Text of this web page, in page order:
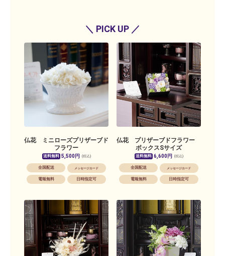
＼ PICK UP ／
仏花 ミニローズプリザーブド
フラワー
送料無料 5,500円 (税込)
全国配送 メッセージカード
電報無料 日時指定可
仏花 プリザーブドフラワー
ボックスSサイズ
送料無料 6,600円 (税込)
全国配送 メッセージカード
電報無料 日時指定可